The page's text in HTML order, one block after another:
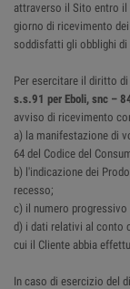
attraverso il Sito entro il
giorno di ricevimento
soddisfatti gli obblighi
Per esercitare il diritto
s.s.91 per Eboli, snc –
avviso di ricevimento
a) la manifestazione di
64 del Codice del
b) l'indicazione dei
recesso;
c) il numero
d) i dati relativi al conto
cui il Cliente abbia
In caso di esercizio del